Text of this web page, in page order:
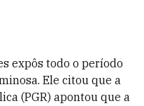
expôs todo o período
Ele citou que a
(PGR) apontou que a